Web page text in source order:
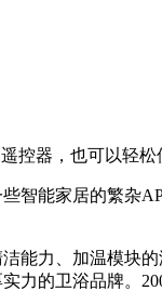
器，也可以轻松
能家居的繁杂
力、加温模块
力的卫浴品牌